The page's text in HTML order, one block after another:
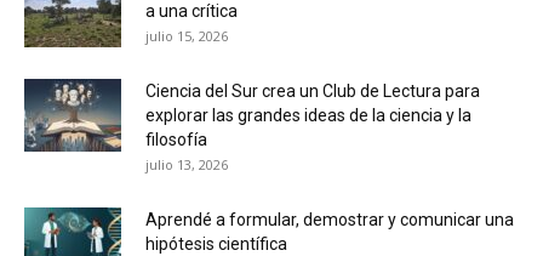
a una crítica
julio 15, 2026
Ciencia del Sur crea un Club de Lectura para
explorar las grandes ideas de la ciencia y la
filosofía
julio 13, 2026
Aprendé a formular, demostrar y comunicar una
hipótesis científica